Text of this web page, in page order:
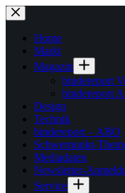
Zum
Inhalt
springenHome
Markt
Magazin
bindereport
bindereport
Design
Technik
bindereport – ABO
Schwerpunkt-
Mediadaten
Newsletter-
Service